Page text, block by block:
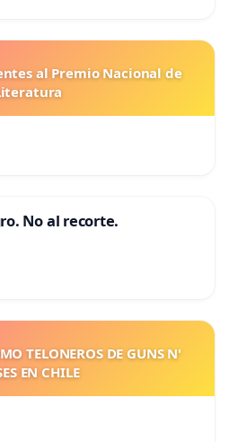
al Premio Nacional de
No al recorte.
TELONEROS DE GUNS N'
EN CHILE